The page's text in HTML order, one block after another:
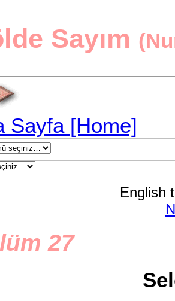
Sayım
Sayfa [Home]
English
27